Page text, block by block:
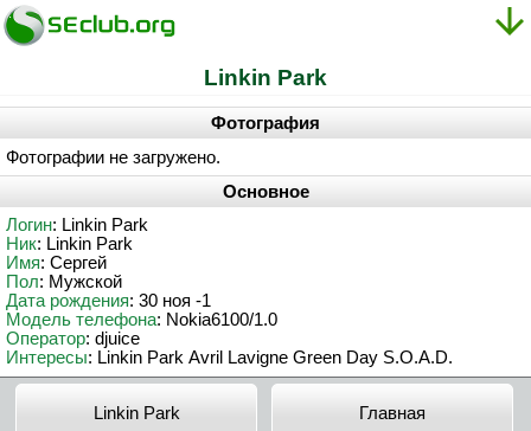
Lіnkіn Park
Фотография
Фотографии не загружено.
Основное
Логин: Lіnkіn Park
Ник: Lіnkіn Park
Имя: Сергей
Пол: Мужской
Дата рождения: 30 ноя -1
Модель телефона: Nokia6100/1.0
Оператор: djuіcе
Интересы: Lіnkіn Раrk Аvrіl Lаvіgnе Grееn Dау S.О.А.D.
Lіnkіn Park Главная